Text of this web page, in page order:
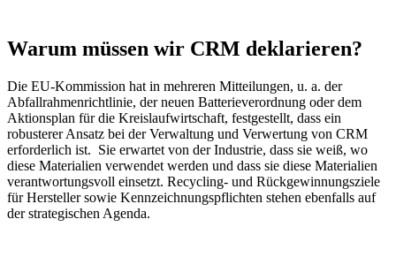
Warum müssen wir CRM deklarieren?
Die EU-Kommission hat in mehreren Mitteilungen, u. a. der
Abfallrahmenrichtlinie, der neuen Batterieverordnung oder dem
Aktionsplan für die Kreislaufwirtschaft, festgestellt, dass ein
robusterer Ansatz bei der Verwaltung und Verwertung von CRM
erforderlich ist. Sie erwartet von der Industrie, dass sie weiß, wo
diese Materialien verwendet werden und dass sie diese Materialien
verantwortungsvoll einsetzt. Recycling- und Rückgewinnungsziele
für Hersteller sowie Kennzeichnungspflichten stehen ebenfalls auf
der strategischen Agenda.